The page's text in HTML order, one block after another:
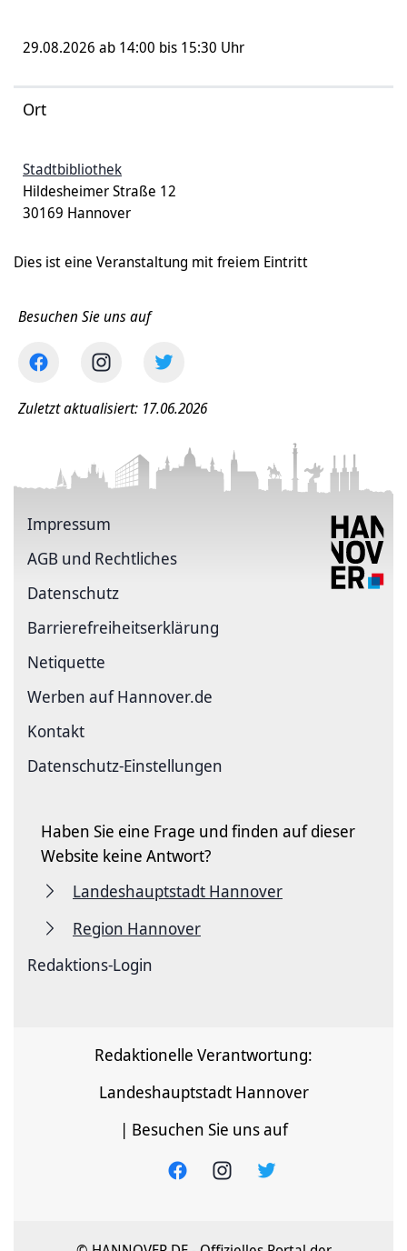
29.08.2026 ab 14:00 bis 15:30 Uhr
Ort
Stadtbibliothek
Hildesheimer Straße 12
30169 Hannover
Dies ist eine Veranstaltung mit freiem Eintritt
Besuchen Sie uns auf
Zuletzt aktualisiert: 17.06.2026
Impressum
AGB und Rechtliches
Datenschutz
Barriere­freiheits­erklärung
Netiquette
Werben auf Hannover.de
Kontakt
Datenschutz-Einstellungen
Haben Sie eine Frage und finden auf dieser
Website keine Antwort?
Landeshauptstadt Hannover
Region Hannover
Redaktions-Login
Redaktionelle Verantwortung:
Landeshauptstadt Hannover
| Besuchen Sie uns auf